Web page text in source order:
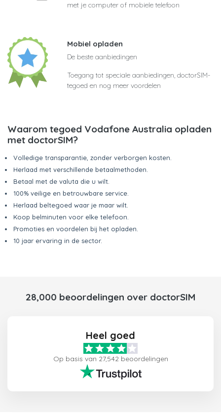
met je computer of mobiele telefoon
Mobiel opladen
De beste aanbiedingen
Toegang tot speciale aanbiedingen, doctorSIM-
tegoed en nog meer voordelen
Waarom tegoed Vodafone Australia opladen
met doctorSIM?
Volledige transparantie, zonder verborgen kosten.
Herlaad met verschillende betaalmethoden.
Betaal met de valuta die u wilt.
100% veilige en betrouwbare service.
Herlaad beltegoed waar je maar wilt.
Koop belminuten voor elke telefoon.
Promoties en voordelen bij het opladen.
10 jaar ervaring in de sector.
28,000 beoordelingen over doctorSIM
Heel goed
Op basis van 27,542 beoordelingen